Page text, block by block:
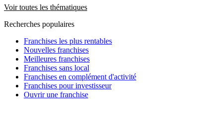
Voir toutes les thématiques
Recherches populaires
Franchises les plus rentables
Nouvelles franchises
Meilleures franchises
Franchises sans local
Franchises en complément d'activité
Franchises pour investisseur
Ouvrir une franchise